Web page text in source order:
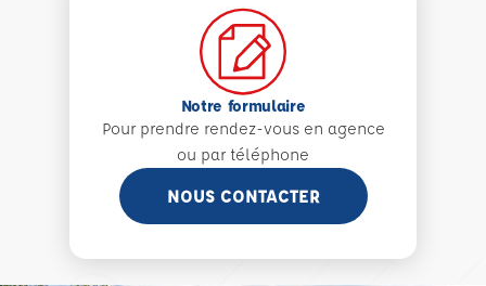
Notre formulaire
Pour prendre rendez-vous en agence
ou par téléphone
NOUS CONTACTER